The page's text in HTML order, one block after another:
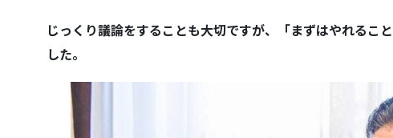
じっくり議論をすることも大切ですが、「まずはやれるこ
した。